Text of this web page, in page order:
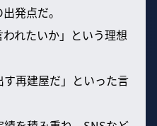
発点だ。
れたいか」という理想
再建屋だ」といった言